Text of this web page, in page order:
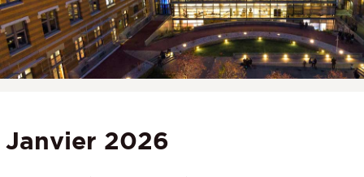
Janvier 2026